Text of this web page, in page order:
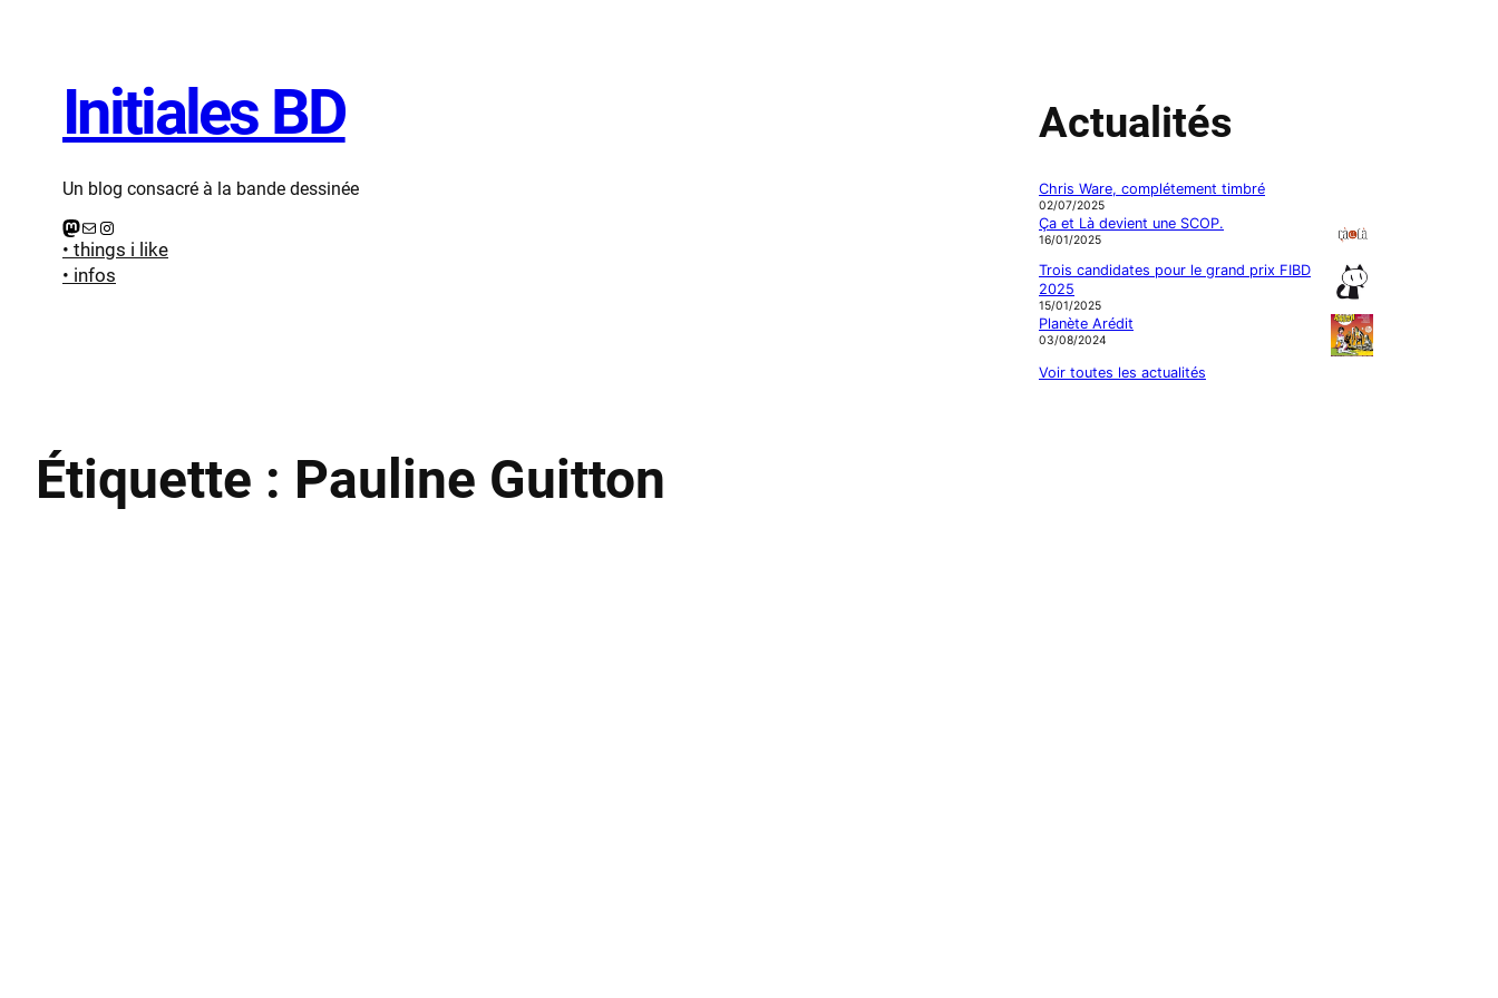
contenuInitiales BD
Un blog consacré à la bande dessinée
Mastodon E-mail Instagram
• things i like
• infos
Actualités
Chris Ware, complétement timbré
02/07/2025
Ça et Là devient une SCOP.
16/01/2025
Trois candidates pour le grand prix FIBD
2025
15/01/2025
Planète Arédit
03/08/2024
Voir toutes les actualités
Étiquette : Pauline Guitton